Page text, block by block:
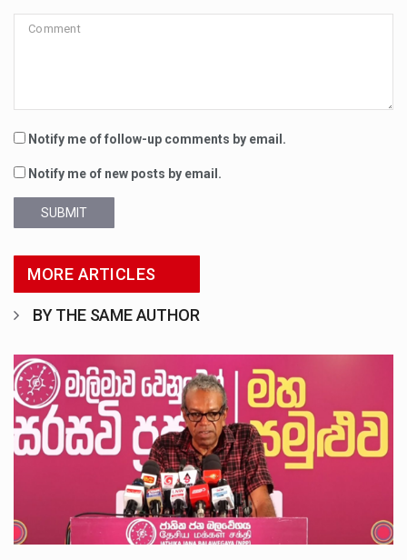
Notify me of follow-up comments by email.
Notify me of new posts by email.
SUBMIT
MORE ARTICLES
BY THE SAME AUTHOR